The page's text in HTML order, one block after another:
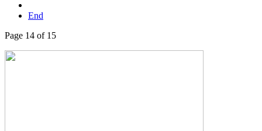
End
Page 14 of 15